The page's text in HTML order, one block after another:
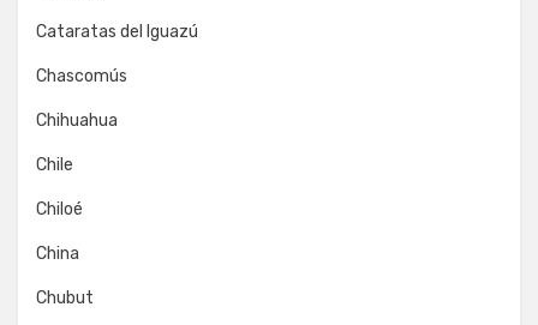
Cataratas del Iguazú
Chascomús
Chihuahua
Chile
Chiloé
China
Chubut